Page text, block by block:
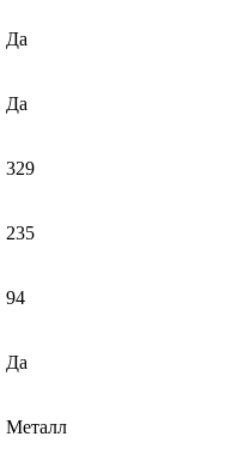
Да
Да
329
235
94
Да
Металл